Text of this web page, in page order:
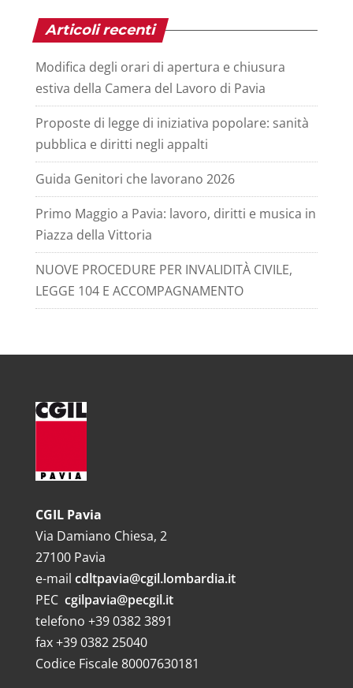
Articoli recenti
Modifica degli orari di apertura e chiusura
estiva della Camera del Lavoro di Pavia
Proposte di legge di iniziativa popolare: sanità
pubblica e diritti negli appalti
Guida Genitori che lavorano 2026
Primo Maggio a Pavia: lavoro, diritti e musica in
Piazza della Vittoria
NUOVE PROCEDURE PER INVALIDITÀ CIVILE,
LEGGE 104 E ACCOMPAGNAMENTO
CGIL Pavia
Via Damiano Chiesa, 2
27100 Pavia
e-mail cdltpavia@cgil.lombardia.it
PEC cgilpavia@pecgil.it
telefono +39 0382 3891
fax +39 0382 25040
Codice Fiscale 80007630181